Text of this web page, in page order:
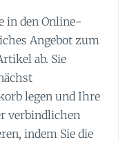
in den Online-
Angebot zum
ab. Sie
legen und Ihre
verbindlichen
indem Sie die